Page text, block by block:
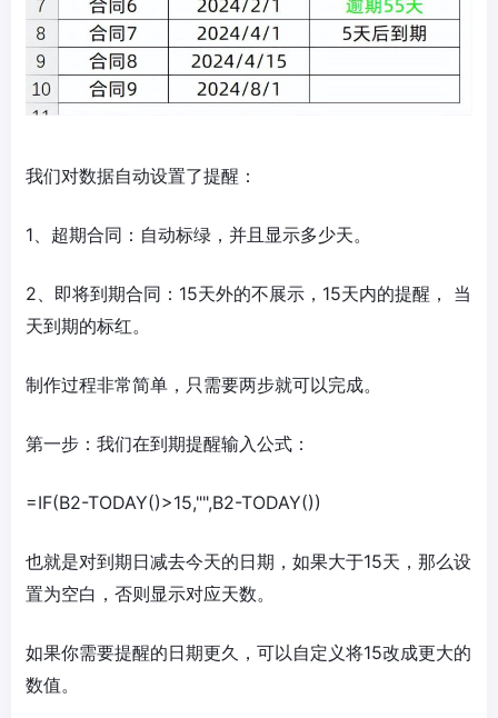
我们对数据自动设置了提醒：
1、超期合同：自动标绿，并且显示多少天。
2、即将到期合同：15天外的不展示，15天内的提醒， 当
天到期的标红。
制作过程非常简单，只需要两步就可以完成。
第一步：我们在到期提醒输入公式：
=IF(B2-TODAY()>15,"",B2-TODAY())
也就是对到期日减去今天的日期，如果大于15天，那么设
置为空白，否则显示对应天数。
如果你需要提醒的日期更久，可以自定义将15改成更大的
数值。